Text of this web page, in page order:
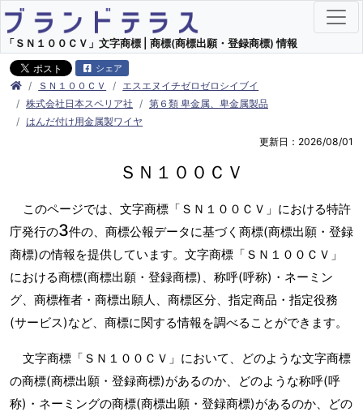
「ＳＮ１００ＣＶ」文字商標 | 商標(商標出願・登録商標) 情報
シェア
ＳＮ１００ＣＶ
エスエヌイチゼロゼロシイブイ
株式会社日本スペリア社
第６類 卑金属、卑金属製品
はんだ付け用金属製ワイヤ
更新日：2026/08/01
ＳＮ１００ＣＶ
このページでは、文字商標「ＳＮ１００ＣＶ」における特許
庁発行の3件の、商標公報データに基づく商標(商標出願・登録
商標)の情報を提供しています。文字商標「ＳＮ１００ＣＶ」
における商標(商標出願・登録商標)、称呼(呼称)・ネーミン
グ、商標権者・商標出願人、商標区分、指定商品・指定役務
(サービス)など、商標に関する情報を調べることができます。
文字商標「ＳＮ１００ＣＶ」において、どのような文字商標
の商標(商標出願・登録商標)があるのか、どのような称呼(呼
称)・ネーミングの商標(商標出願・登録商標)があるのか、どの